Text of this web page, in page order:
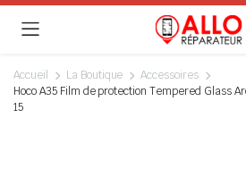
Accueil La Boutique
Accessoires
Hoco A35 Film de protection Tempered Glass
15